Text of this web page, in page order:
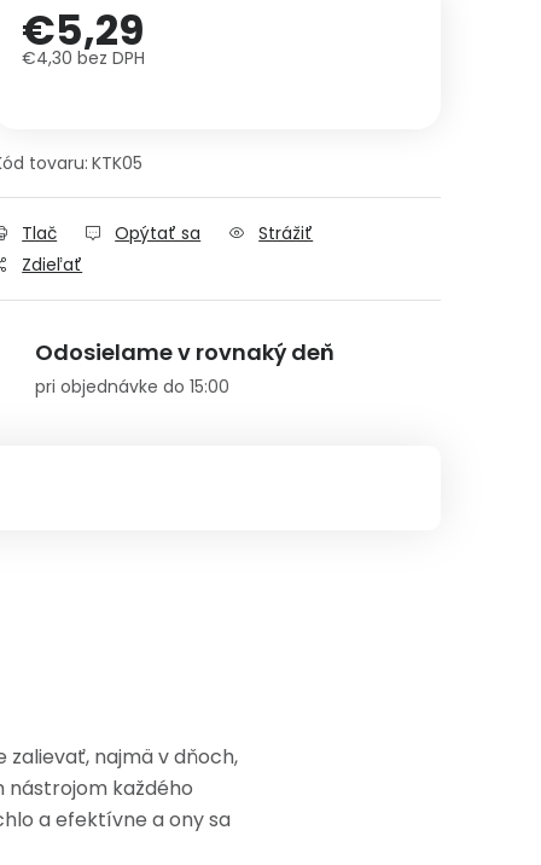
€5,29
€4,30 bez DPH
tovaru: KTK05
Tlač Opýtať sa
Strážiť
Zdieľať
Odosielame v rovnaký deň
pri objednávke do 15:00
najmä v dňoch,
nástrojom každého
a efektívne a ony sa